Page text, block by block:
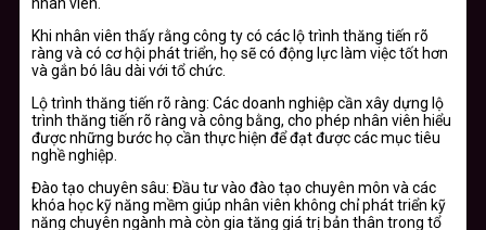
nhân viên.
Khi nhân viên thấy rằng công ty có các lộ trình thăng tiến rõ
ràng và có cơ hội phát triển, họ sẽ có động lực làm việc tốt hơn
và gắn bó lâu dài với tổ chức.
Lộ trình thăng tiến rõ ràng: Các doanh nghiệp cần xây dựng lộ
trình thăng tiến rõ ràng và công bằng, cho phép nhân viên hiểu
được những bước họ cần thực hiện để đạt được các mục tiêu
nghề nghiệp.
Đào tạo chuyên sâu: Đầu tư vào đào tạo chuyên môn và các
khóa học kỹ năng mềm giúp nhân viên không chỉ phát triển kỹ
năng chuyên ngành mà còn gia tăng giá trị bản thân trong tổ